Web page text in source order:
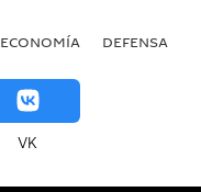
ECONOMÍA DEFENSA
VK